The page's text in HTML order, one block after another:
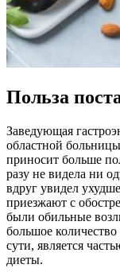
Польза
Заведующая
областной
приносит больше
разу не видела ни
вдруг увидел
приезжают с
были обильные
большое
сути, является
диеты.